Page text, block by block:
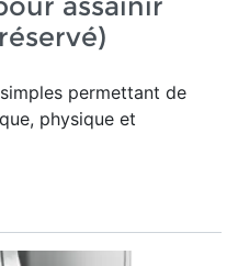
permettant de
physique et